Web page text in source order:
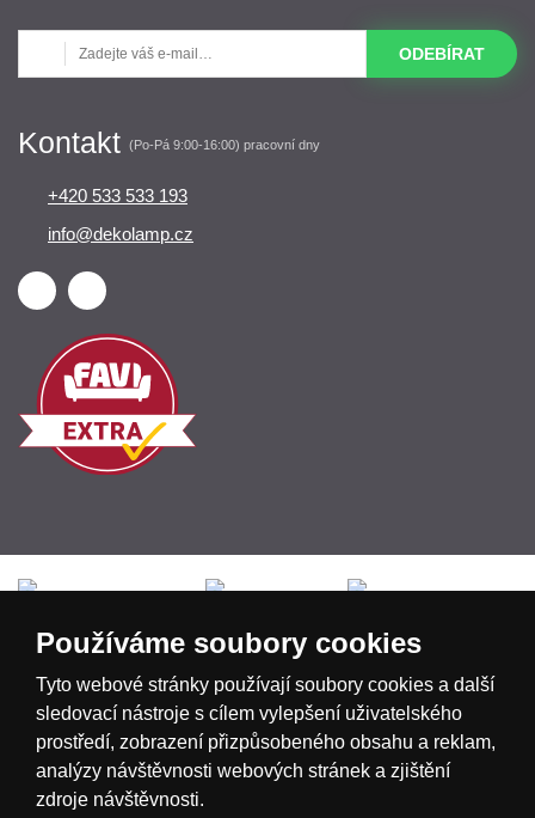
ODEBÍRAT
Kontakt (Po-Pá 9:00-16:00) pracovní dny
+420 533 533 193
info@dekolamp.cz
Magyarország Österreich België
Nederland
Používáme soubory cookies
Tyto webové stránky používají soubory cookies a další
sledovací nástroje s cílem vylepšení uživatelského
prostředí, zobrazení přizpůsobeného obsahu a reklam,
analýzy návštěvnosti webových stránek a zjištění
zdroje návštěvnosti.